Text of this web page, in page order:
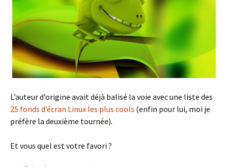
L’auteur d’origine avait déjà balisé la voie avec une liste des
25 fonds d’écran Linux les plus cools (enfin pour lui, moi je
préfère la deuxième tournée).
Et vous quel est votre favori ?